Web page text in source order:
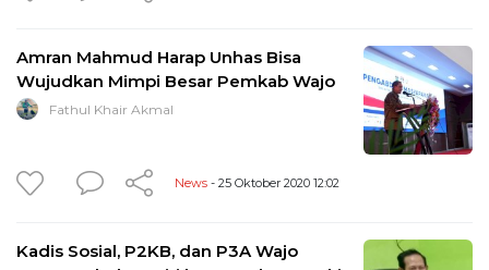
Amran Mahmud Harap Unhas Bisa
Wujudkan Mimpi Besar Pemkab Wajo
Fathul Khair Akmal
News - 25 Oktober 2020 12:02
Kadis Sosial, P2KB, dan P3A Wajo